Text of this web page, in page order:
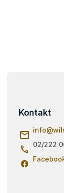
Kontakt
info@
02/222